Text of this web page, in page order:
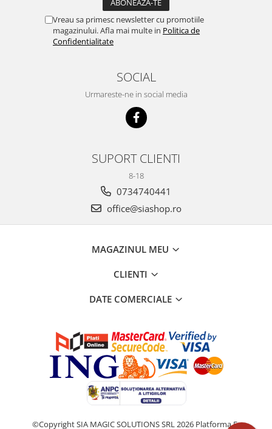
Vreau sa primesc newsletter cu promotiile
magazinului. Afla mai multe in Politica de
Confidentialitate
SOCIAL
Urmareste-ne in social media
SUPORT CLIENTI
8-18
0734740441
office@siashop.ro
MAGAZINUL MEU
CLIENTI
DATE COMERCIALE
©Copyright SIA MAGIC SOLUTIONS SRL 2026 Platforma E-